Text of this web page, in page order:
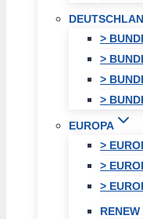
>
>
>
>
EUROPA
>
>
>